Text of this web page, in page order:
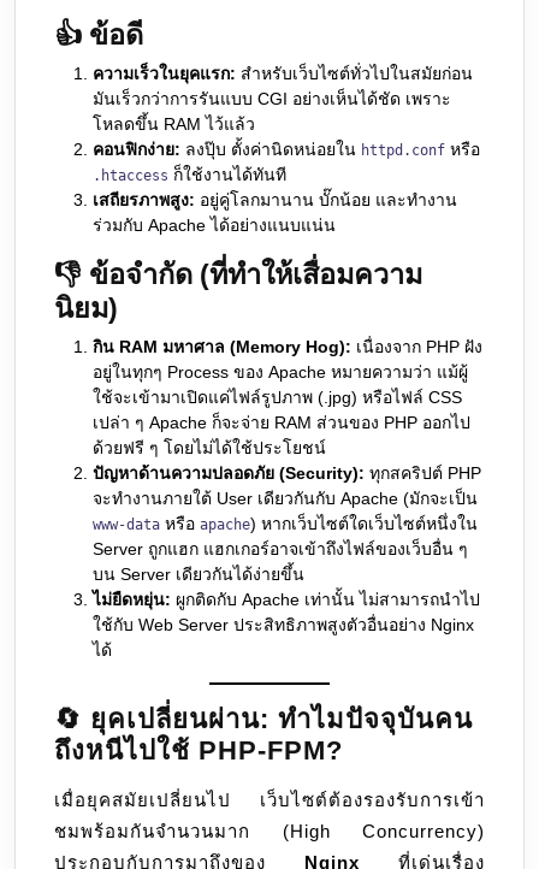
👍 ข้อดี
ความเร็วในยุคแรก: สำหรับเว็บไซต์ทั่วไปในสมัยก่อน
มันเร็วกว่าการรันแบบ CGI อย่างเห็นได้ชัด เพราะ
โหลดขึ้น RAM ไว้แล้ว
คอนฟิกง่าย: ลงปุ๊บ ตั้งค่านิดหน่อยใน httpd.conf หรือ
.htaccess ก็ใช้งานได้ทันที
เสถียรภาพสูง: อยู่คู่โลกมานาน บั๊กน้อย และทำงาน
ร่วมกับ Apache ได้อย่างแนบแน่น
👎 ข้อจำกัด (ที่ทำให้เสื่อมความ
นิยม)
กิน RAM มหาศาล (Memory Hog): เนื่องจาก PHP ฝัง
อยู่ในทุกๆ Process ของ Apache หมายความว่า แม้ผู้
ใช้จะเข้ามาเปิดแค่ไฟล์รูปภาพ (.jpg) หรือไฟล์ CSS
เปล่า ๆ Apache ก็จะจ่าย RAM ส่วนของ PHP ออกไป
ด้วยฟรี ๆ โดยไม่ได้ใช้ประโยชน์
ปัญหาด้านความปลอดภัย (Security): ทุกสคริปต์ PHP
จะทำงานภายใต้ User เดียวกันกับ Apache (มักจะเป็น
www-data หรือ apache) หากเว็บไซต์ใดเว็บไซต์หนึ่งใน
Server ถูกแฮก แฮกเกอร์อาจเข้าถึงไฟล์ของเว็บอื่น ๆ
บน Server เดียวกันได้ง่ายขึ้น
ไม่ยืดหยุ่น: ผูกติดกับ Apache เท่านั้น ไม่สามารถนำไป
ใช้กับ Web Server ประสิทธิภาพสูงตัวอื่นอย่าง Nginx
ได้
🔄 ยุคเปลี่ยนผ่าน: ทำไมปัจจุบันคน
ถึงหนีไปใช้ PHP-FPM?
เมื่อยุคสมัยเปลี่ยนไป เว็บไซต์ต้องรองรับการเข้า
ชมพร้อมกันจำนวนมาก (High Concurrency)
ประกอบกับการมาถึงของ Nginx ที่เด่นเรื่อง